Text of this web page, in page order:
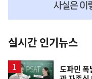
뉴
스
실시간 인기뉴스
영
도파민